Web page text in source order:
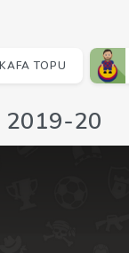
KAFA TOPU
2019-20